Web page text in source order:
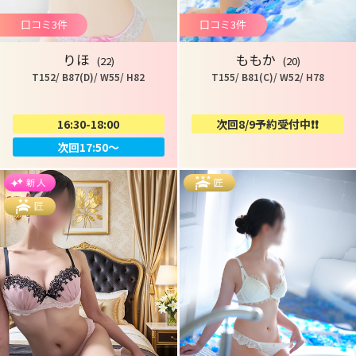
口コミ3件
りほ (22)
T152/ B87(D)/ W55/ H82
16:30-18:00
次回17:50～
口コミ3件
ももか (20)
T155/ B81(C)/ W52/ H78
次回8/9予約受付中❗️❗️